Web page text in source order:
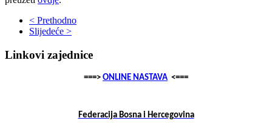
< Prethodno
Slijedeće >
Linkovi zajednice
===> ONLINE NASTAVA <===
Federacija Bosna i Hercegovina